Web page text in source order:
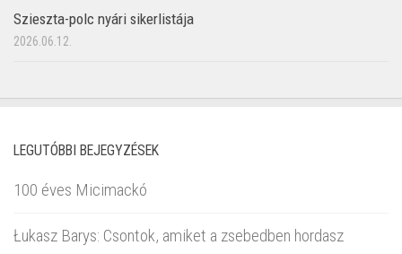
Szieszta-polc nyári sikerlistája
2026.06.12.
LEGUTÓBBI BEJEGYZÉSEK
100 éves Micimackó
Łukasz Barys: Csontok, amiket a zsebedben hordasz